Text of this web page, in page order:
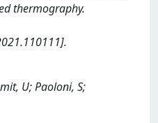
thermography.
U; Paoloni, S;